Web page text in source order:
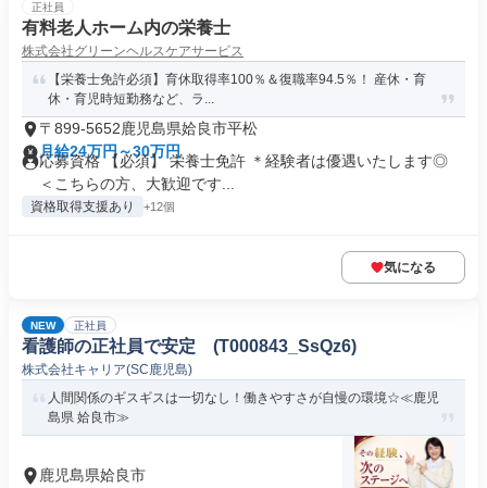
正社員
有料老人ホーム内の栄養士
株式会社グリーンヘルスケアサービス
【栄養士免許必須】育休取得率100％＆復職率94.5％！ 産休・育
休・育児時短勤務など、ラ...
〒899-5652鹿児島県姶良市平松
月給24万円～30万円
応募資格 【必須】 栄養士免許 ＊経験者は優遇いたします◎
＜こちらの方、大歓迎です...
資格取得支援あり +12個
気になる
NEW 正社員
看護師の正社員で安定 (T000843_SsQz6)
株式会社キャリア(SC鹿児島)
人間関係のギスギスは一切なし！働きやすさが自慢の環境☆≪鹿児
島県 姶良市≫
鹿児島県姶良市